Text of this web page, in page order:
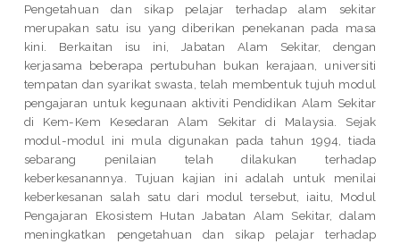
Pengetahuan dan sikap pelajar terhadap alam sekitar
merupakan satu isu yang diberikan penekanan pada masa
kini. Berkaitan isu ini, Jabatan Alam Sekitar, dengan
kerjasama beberapa pertubuhan bukan kerajaan, universiti
tempatan dan syarikat swasta, telah membentuk tujuh modul
pengajaran untuk kegunaan aktiviti Pendidikan Alam Sekitar
di Kem-Kem Kesedaran Alam Sekitar di Malaysia. Sejak
modul-modul ini mula digunakan pada tahun 1994, tiada
sebarang penilaian telah dilakukan terhadap
keberkesanannya. Tujuan kajian ini adalah untuk menilai
keberkesanan salah satu dari modul tersebut, iaitu, Modul
Pengajaran Ekosistem Hutan Jabatan Alam Sekitar, dalam
meningkatkan pengetahuan dan sikap pelajar terhadap